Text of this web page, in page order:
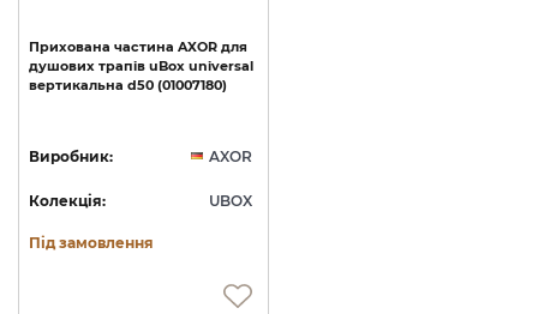
Прихована частина AXOR для
душових трапів uBox universal
вертикальна d50 (01007180)
Виробник: AXOR
Колекція: UBOX
Під замовлення